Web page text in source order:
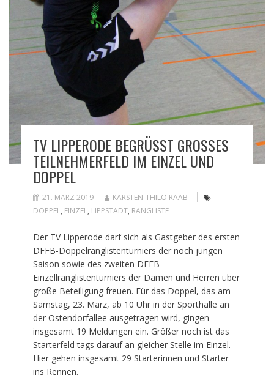
TV LIPPERODE BEGRÜSST GROSSES TE
ILNEHMERFELD IM EINZEL UND DO
PPEL
21. MÄRZ 2019
KARSTEN-THILO RAAB
DOPPEL, EINZEL, LIPPSTADT, RANGLISTE
Der TV Lipperode darf sich als Gastgeber des ersten
DFFB-Doppelranglistenturniers der noch jungen
Saison sowie des zweiten DFFB-
Einzellranglistenturniers der Damen und Herren über
große Beteiligung freuen. Für das Doppel, das am
Samstag, 23. März, ab 10 Uhr in der Sporthalle an
der Ostendorfallee ausgetragen wird, gingen
insgesamt 19 Meldungen ein. Größer noch ist das
Starterfeld tags darauf an gleicher Stelle im Einzel.
Hier gehen insgesamt 29 Starterinnen und Starter
ins Rennen.